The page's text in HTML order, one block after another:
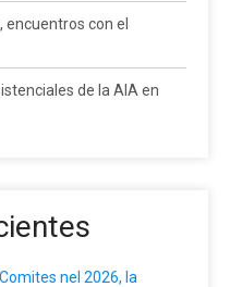
encuentros con el
de la AIA en
nel 2026, la